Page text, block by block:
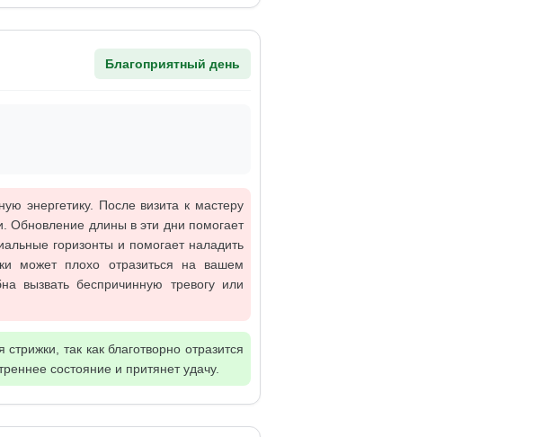
Благоприятный день
энергетику. После визита к мастеру
Обновление длины в эти дни помогает
горизонты и помогает наладить
может плохо отразиться на вашем
вызвать беспричинную тревогу или
так как благотворно отразится
состояние и притянет удачу.